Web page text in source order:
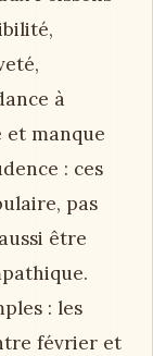
à
et manque
: ces
pas
être
: les
février et